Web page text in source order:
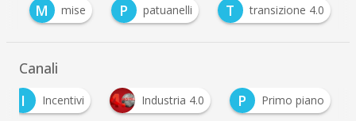
M mise P patuanelli T transizione 4.0
Canali
I
Incentivi Industria 4.0 P Primo piano